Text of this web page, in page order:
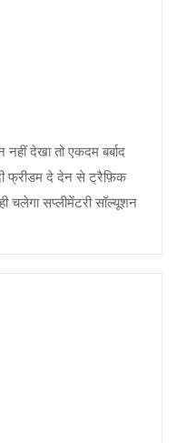
देखा तो एकदम बर्बाद
फ्रीडम दे देन से ट्रैफ़िक
चलेगा सप्लीमेंटरी सॉल्यूशन